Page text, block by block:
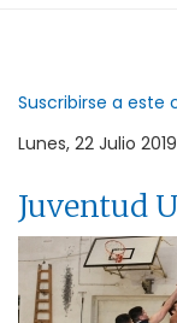
Suscribirse a este
Lunes, 22 Julio
Juventud